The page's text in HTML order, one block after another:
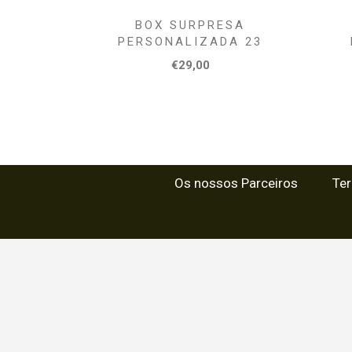
BOX SURPRESA
PERSONALIZADA 23
€29,00
Os nossos Parceiros